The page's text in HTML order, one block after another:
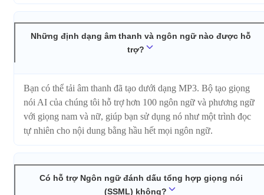
Những định dạng âm thanh và ngôn ngữ nào được hỗ
trợ?
Bạn có thể tải âm thanh đã tạo dưới dạng MP3. Bộ tạo giọng
nói AI của chúng tôi hỗ trợ hơn 100 ngôn ngữ và phương ngữ
với giọng nam và nữ, giúp bạn sử dụng nó như một trình đọc
tự nhiên cho nội dung bằng hầu hết mọi ngôn ngữ.
Có hỗ trợ Ngôn ngữ đánh dấu tổng hợp giọng nói
(SSML) không?